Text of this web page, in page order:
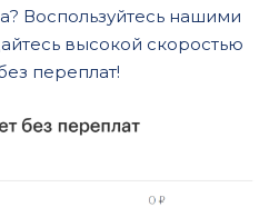
Воспользуйтесь нашими
высокой скоростью
переплат!